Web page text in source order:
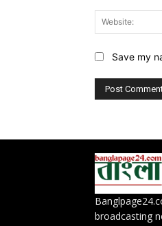
Save my
broadcasting